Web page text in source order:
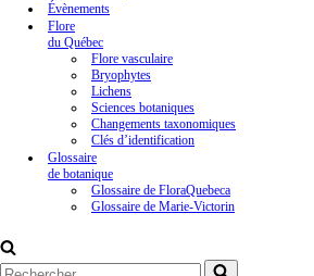
Évènements
Flore
du Québec
Flore vasculaire
Bryophytes
Lichens
Sciences botaniques
Changements taxonomiques
Clés d’identification
Glossaire
de botanique
Glossaire de FloraQuebeca
Glossaire de Marie-Victorin
Rechercher...